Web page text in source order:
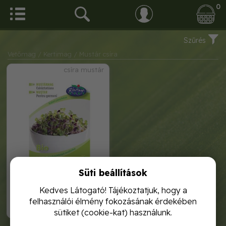
0
Szűrés
Vetőmag / Kertimag
/ Mustár csíra
csíra mustár
700,-
v.mag rkm csíra mustár 50g
Süti beállítások
Kedves Látogató! Tájékoztatjuk, hogy a
felhasználói élmény fokozásának érdekében
sütiket (cookie-kat) használunk.